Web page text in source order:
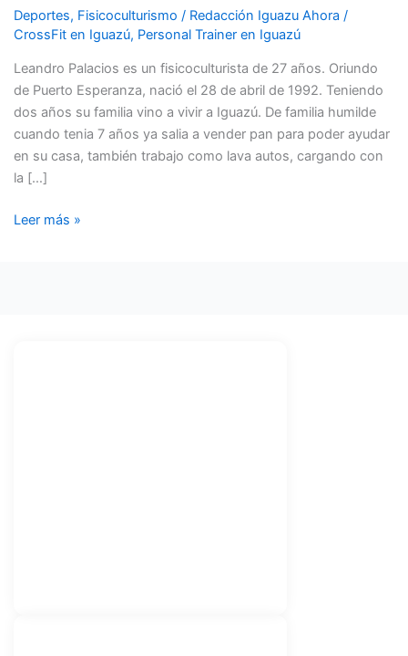
Deportes, Fisicoculturismo / Redacción Iguazu Ahora /
CrossFit en Iguazú, Personal Trainer en Iguazú
Leandro Palacios es un fisicoculturista de 27 años. Oriundo
de Puerto Esperanza, nació el 28 de abril de 1992. Teniendo
dos años su familia vino a vivir a Iguazú. De familia humilde
cuando tenia 7 años ya salia a vender pan para poder ayudar
en su casa, también trabajo como lava autos, cargando con
la […]
PAN
A
PROVINCIAL
DE
FISICOCULTURISMO»
Leer más »